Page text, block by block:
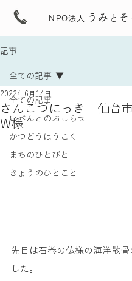
うみ と そ
NPO法人
記事
全ての記事
いべんとのおしらせ
かつどうほうこく
まちのひとびと
きょうのひとこと
全ての記事
さんこつにっき 仙台市
W様
2022年6月14日
先日は石巻の仏様の海洋散骨
した。